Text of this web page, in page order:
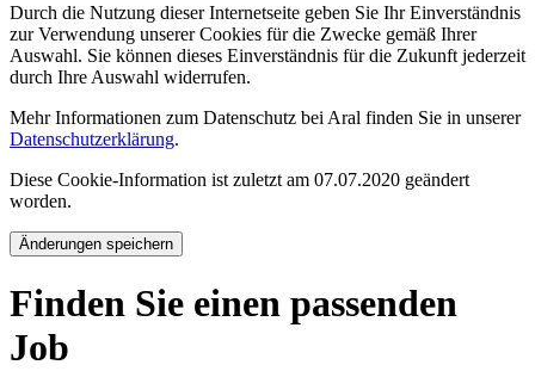
Durch die Nutzung dieser Internetseite geben Sie Ihr Einverständnis
zur Verwendung unserer Cookies für die Zwecke gemäß Ihrer
Auswahl. Sie können dieses Einverständnis für die Zukunft jederzeit
durch Ihre Auswahl widerrufen.
Mehr Informationen zum Datenschutz bei Aral finden Sie in unserer
Datenschutzerklärung.
Diese Cookie-Information ist zuletzt am 07.07.2020 geändert
worden.
Änderungen speichern
Finden Sie einen passenden
Job